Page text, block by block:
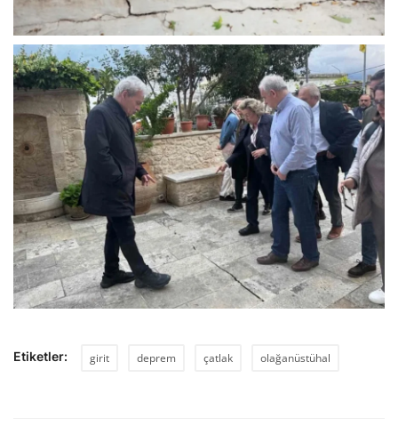
Etiketler: girit deprem çatlak olağanüstühal